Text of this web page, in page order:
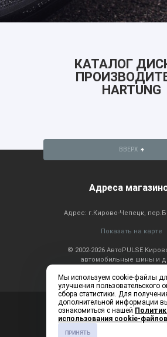
КАТАЛОГ
HARTUNG
ВВЕРХ
Адреса
Адрес: г.Кирово-Чепецк,
Показать на карте
© 2002-2026 АвтоPULSE
автомобильные шины и
Консультация по
телефону: ежедневно с
9:00 до 19:00
+7
Мы используем cookie-файлы
улучшения пользовательского
сбора статистики. Для
дополнительной информации
ознакомиться с нашей
использования cookie-файлов
ПРИНЯТЬ